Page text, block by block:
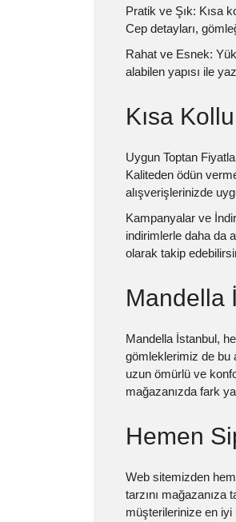
Pratik ve Şık: Kısa
Cep detayları,
Rahat ve Esnek:
alabilen yapısı ile
Kısa
Uygun Toptan
Kaliteden ödün
alışverişlerinizde
Kampanyalar ve
indirimlerle daha da
olarak takip
Mandella
Mandella İstanbul,
gömleklerimiz de bu
uzun ömürlü ve
mağazanızda fark
Hemen
Web sitemizden
tarzını mağazanıza
müşterilerinize en iyi